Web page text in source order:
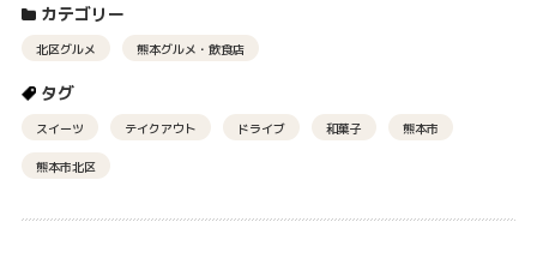
カテゴリー
北区グルメ 熊本グルメ・飲食店
タグ
スイーツ テイクアウト ドライブ 和菓子 熊本市
熊本市北区